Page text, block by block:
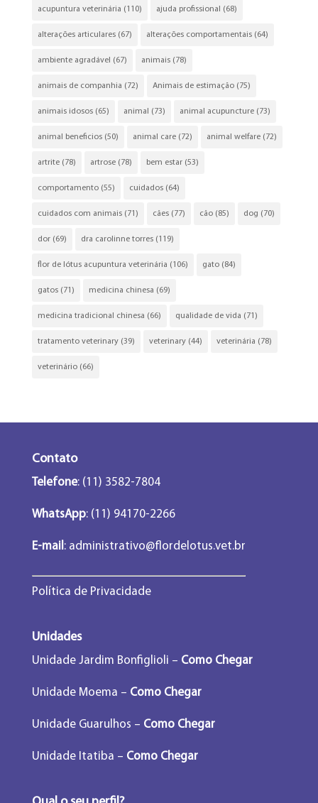
acupuntura veterinária (110) ajuda profissional (68)
alterações articulares(67) alterações comportamentais(64)
ambiente agradável (67) animais(78)
animais de companhia (72) Animais de estimação(75)
animais idosos(65) animal (73) animal acupuncture(73)
animal beneficios(50) animal care(72) animal welfare(72)
artrite(78) artrose(78) bem estar(53)
comportamento(55) cuidados(64)
cuidados com animais(71) cães(77) cão(85) dog (70)
dor(69) dra carolinne torres(119)
flor de lótus acupuntura veterinária (106) gato(84)
gatos(71) medicina chinesa (69)
medicina tradicional chinesa (66) qualidade de vida (71)
tratamento veterinary(39) veterinary(44) veterinária (78)
veterinário(66)
Contato
Telefone: (11) 3582-7804
WhatsApp: (11) 94170-2266
E-mail :administrativo@flordelotus.vet.br
Política de Privacidade
Unidades
Unidade Jardim Bonfiglioli – Como Chegar
Unidade Moema – Como Chegar
Unidade Guarulhos – Como Chegar
Unidade Itatiba – Como Chegar